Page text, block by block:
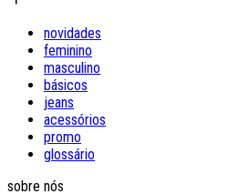
novidades
feminino
masculino
básicos
jeans
acessórios
promo
glossário
sobre nós